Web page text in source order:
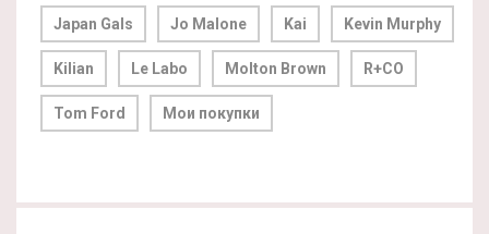
Japan Gals Jo Malone Kai Kevin Murphy
Kilian Le Labo Molton Brown R+CO
Tom Ford Мои покупки